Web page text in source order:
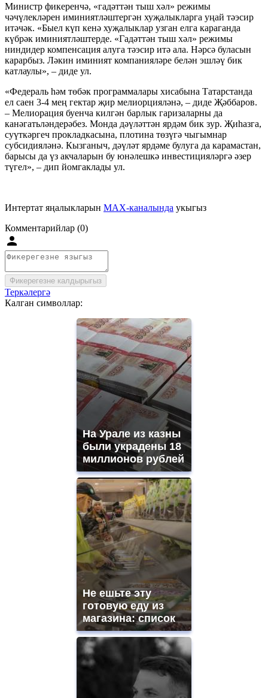
Министр фикеренчә, «гадәттән тыш хәл» режимы
чәчүлекләрен иминиятләштергән хуҗалыкларга уңай тәэсир
итәчәк. «Быел күп кенә хуҗалыклар узган елга караганда
күбрәк иминиятләштерде. «Гадәттән тыш хәл» режимы
ниндидер компенсация алуга тәэсир итә ала. Нәрсә буласын
карарбыз. Ләкин иминият компанияләре белән эшләү бик
катлаулы», – диде ул.
«Федераль һәм төбәк программалары хисабына Татарстанда
ел саен 3-4 мең гектар җир мелиорцияләнә, – диде Җәббаров.
– Мелиорация буенча килгән барлык гаризаларны да
канәгатьләндерәбез. Монда дәүләттән ярдәм бик зур. Җиһазга,
суүткәргеч прокладкасына, плотина төзүгә чыгымнар
субсидияләнә. Кызганыч, дәүләт ярдәме булуга да карамастан,
барысы да үз акчаларын бу юнәлешкә инвестицияләргә әзер
түгел», – дип йомгаклады ул.
Интертат яңалыкларын MAX-каналында укыгыз
Комментарийлар (0)
Фикерегезне калдырыгыз
Теркәлергә
Калган символлар:
На Урале из казны
были украдены 18
миллионов рублей
Не ешьте эту
готовую еду из
магазина: список